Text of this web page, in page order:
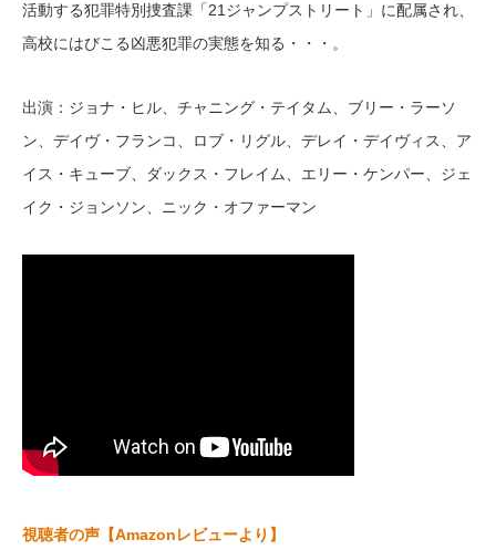
活動する犯罪特別捜査課「21ジャンプストリート」に配属され、
高校にはびこる凶悪犯罪の実態を知る・・・。
出演：ジョナ・ヒル、チャニング・テイタム、ブリー・ラーソ
ン、デイヴ・フランコ、ロブ・リグル、デレイ・デイヴィス、ア
イス・キューブ、ダックス・フレイム、エリー・ケンパー、ジェ
イク・ジョンソン、ニック・オファーマン
視聴者の声【Amazonレビューより】